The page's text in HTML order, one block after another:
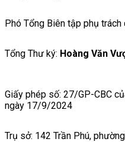
Phó Tổng Biên tập phụ trách
Tổng Thư ký: Hoàng Văn
Giấy phép số: 27/GP-CBC
ngày 17/9/2024
Trụ sở: 142 Trần Phú,